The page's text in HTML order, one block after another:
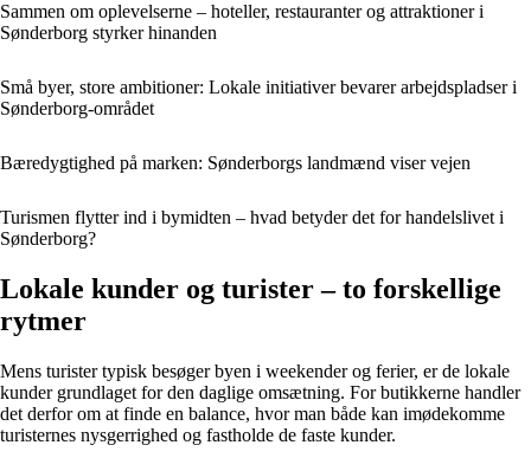
Sammen om oplevelserne – hoteller, restauranter og attraktioner i
Sønderborg styrker hinanden
Små byer, store ambitioner: Lokale initiativer bevarer arbejdspladser i
Sønderborg-området
Bæredygtighed på marken: Sønderborgs landmænd viser vejen
Turismen flytter ind i bymidten – hvad betyder det for handelslivet i
Sønderborg?
Lokale kunder og turister – to forskellige
rytmer
Mens turister typisk besøger byen i weekender og ferier, er de lokale
kunder grundlaget for den daglige omsætning. For butikkerne handler
det derfor om at finde en balance, hvor man både kan imødekomme
turisternes nysgerrighed og fastholde de faste kunder.